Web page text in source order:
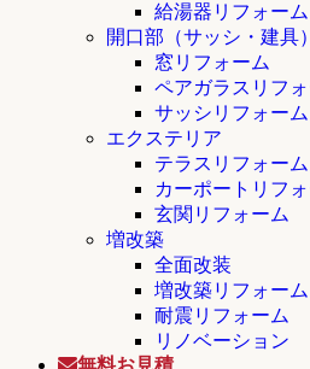
給湯器リフォーム
開口部（サッシ・建具）
窓リフォーム
ペアガラスリフ
サッシリフォーム
エクステリア
テラスリフォーム
カーポートリフ
玄関リフォーム
増改築
全面改装
増改築リフォーム
耐震リフォーム
リノベーション
無料お見積